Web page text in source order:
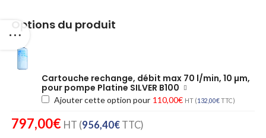
Options du produit
Cartouche rechange, débit max 70 l/min, 10 µm,
pour pompe Platine SILVER B100
Ajouter cette option pour 110,00€ HT (132,00€TTC)
797,00€ HT (956,40€ TTC)